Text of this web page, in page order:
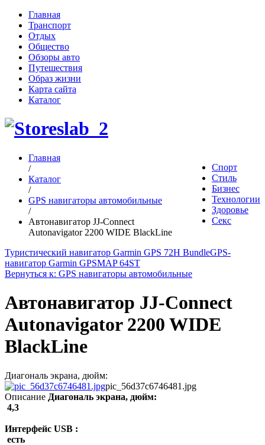
Главная
Транспорт
Отдых
Общество
Обзоры авто
Путешествия
Образ жизни
Карта сайта
Каталог
Спорт
Стиль
Бизнес
Технологии
Здоровье
Секс
Главная
/
Каталог
/
GPS навигаторы автомобильные
/
Автонавигатор JJ-Connect
Autonavigator 2200 WIDE BlackLine
Туристический навигатор Garmin GPS 72H BundleGPS-
навигатор Garmin GPSMAP 64ST
Вернуться к: GPS навигаторы автомобильные
Автонавигатор JJ-Connect
Autonavigator 2200 WIDE
BlackLine
Диагональ экрана, дюйм:
pic_56d37c6746481.jpg
Описание Диагональ экрана, дюйм:
4,3
Интерфейс USB :
есть